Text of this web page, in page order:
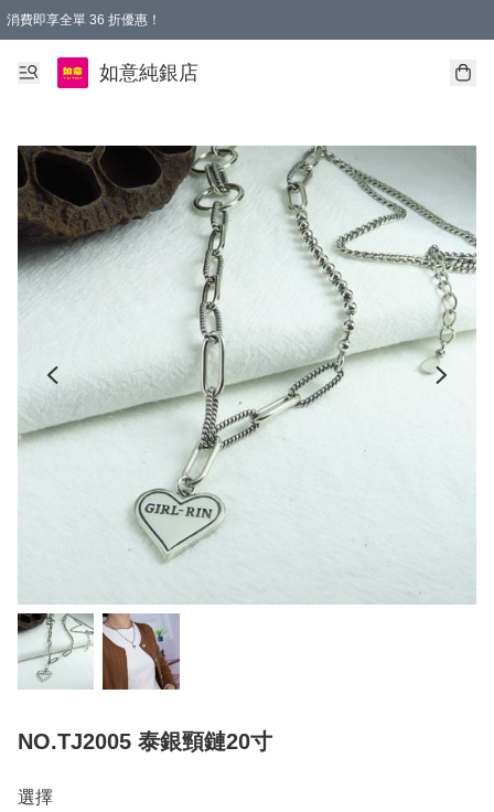
消費即享全單 36 折優惠！
購物满$50，全國包郵。Free shopping on orders over $50.
如意純銀店
NO.TJ2005 泰銀頸鏈20寸
選擇